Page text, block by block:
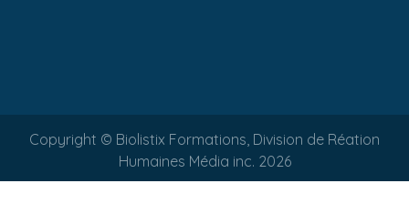
Copyright © Biolistix Formations, Division de Réation
Humaines Média inc. 2026